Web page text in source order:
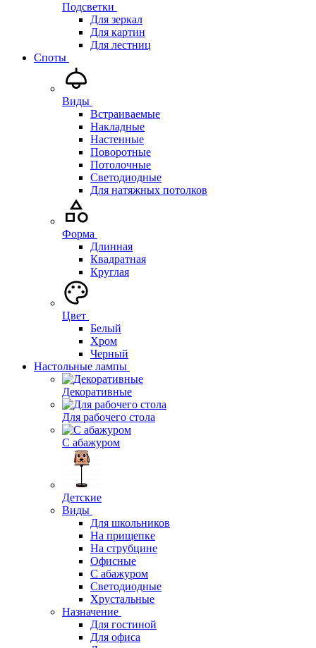
Подсветки
Для зеркал
Для картин
Для лестниц
Споты
Виды
Встраиваемые
Накладные
Настенные
Поворотные
Потолочные
Светодиодные
Для натяжных потолков
Форма
Длинная
Квадратная
Круглая
Цвет
Белый
Хром
Черный
Настольные лампы
Декоративные
Для рабочего стола
С абажуром
Детские
Виды
Для школьников
На прищепке
На струбцине
Офисные
С абажуром
Светодиодные
Хрустальные
Назначение
Для гостиной
Для офиса